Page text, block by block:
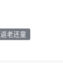
返老还童